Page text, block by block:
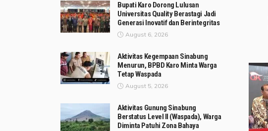
Bupati Karo Dorong Lulusan
Universitas Quality Berastagi Jadi
Generasi Inovatif dan Berintegritas
August 6, 2026
Aktivitas Kegempaan Sinabung
Menurun, BPBD Karo Minta Warga
Tetap Waspada
August 5, 2026
Aktivitas Gunung Sinabung
Berstatus Level II (Waspada), Warga
Diminta Patuhi Zona Bahaya